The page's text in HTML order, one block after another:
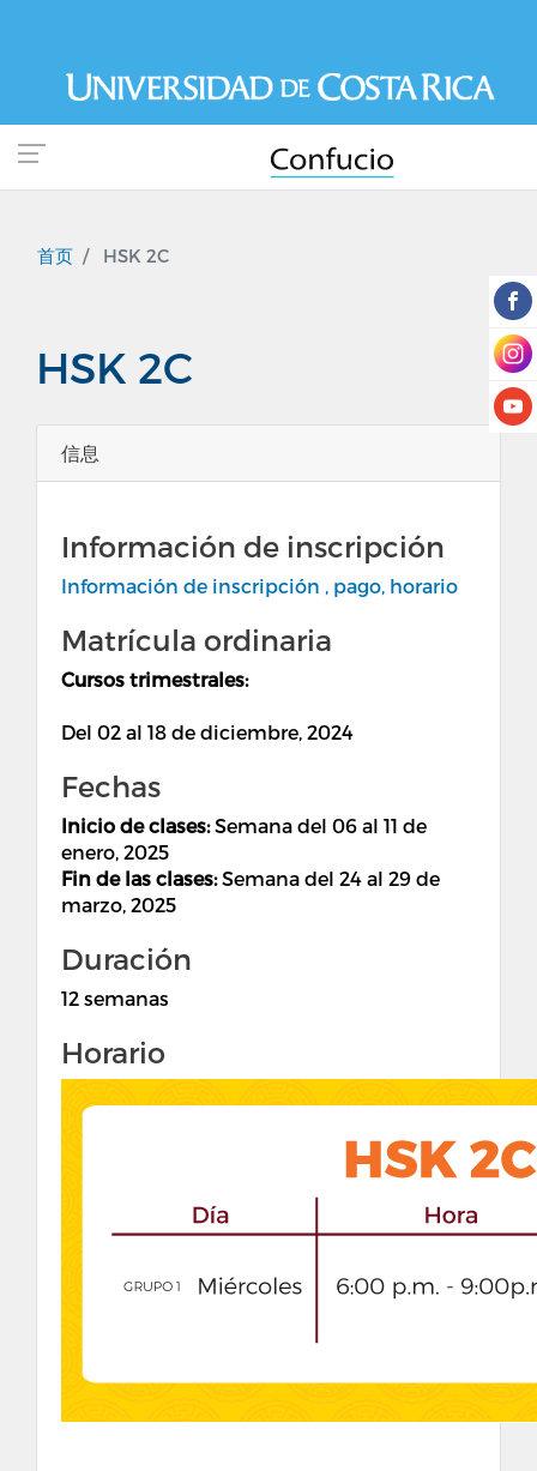
到
内
容
首页 HSK 2C
HSK 2C
信息
Información de inscripción
Información de inscripción , pago, horario
Matrícula ordinaria
Cursos trimestrales:
Del 02 al 18 de diciembre, 2024
Fechas
Inicio de clases: Semana del 06 al 11 de
enero, 2025
Fin de las clases: Semana del 24 al 29 de
marzo, 2025
Duración
12 semanas
Horario